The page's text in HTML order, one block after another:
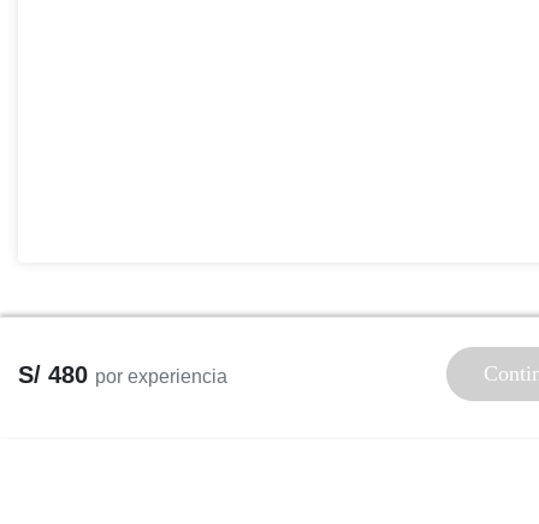
S/ 480 por experiencia